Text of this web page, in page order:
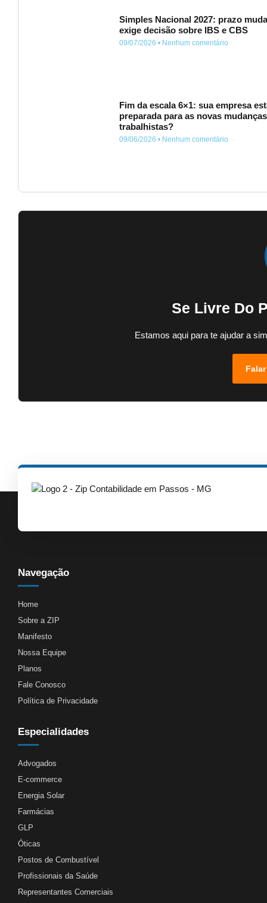
Simples Nacional 2027: prazo
exige decisão sobre IBS e CBS
09/07/2026 Nenhum comentário
Fim da escala 6×1: sua empresa
preparada para as novas mudanças
trabalhistas?
09/06/2026 Nenhum comentário
Se Livre Do
Estamos aqui para te ajudar a
Navegação
Home
Sobre a ZIP
Manifesto
Nossa Equipe
Planos
Fale Conosco
Política de Privacidade
Especialidades
Advogados
E-commerce
Energia Solar
Farmácias
GLP
Óticas
Postos de Combustível
Profissionais da Saúde
Representantes Comerciais